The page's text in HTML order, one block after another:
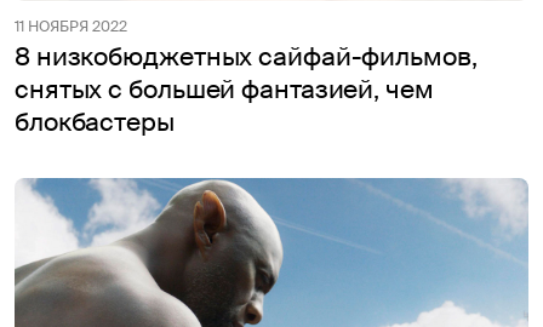
11 НОЯБРЯ 2022
8 низкобюджетных сайфай-фильмов,
снятых с большей фантазией, чем
блокбастеры